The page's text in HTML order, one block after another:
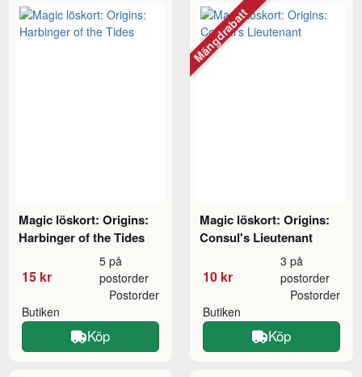
Magic löskort: Origins:
Harbinger of the Tides
15 kr
5 på
postorder
Butiken
Postorder
Köp
Magic löskort: Origins:
Consul's Lieutenant
10 kr
3 på
postorder
Butiken
Postorder
Köp
Mängdrabatt